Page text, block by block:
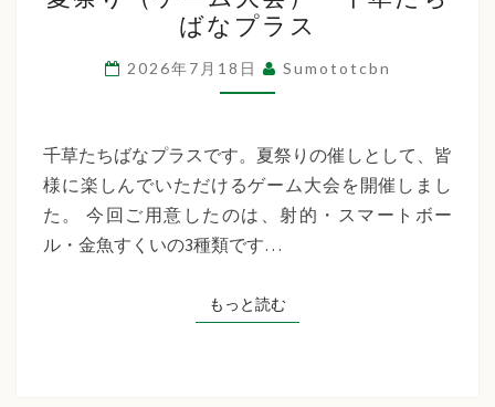
り
（ゲ
ー
大
会）
千
草
ち
ばなプラス
2026年7月18日 Sumototcbn
千草たちばなプラスです。夏祭りの催しとして、皆
様に楽しんでいただけるゲーム大会を開催しまし
た。 今回ご用意したのは、射的・スマートボー
ル・金魚すくいの3種類です…
もっと読むもっと読む